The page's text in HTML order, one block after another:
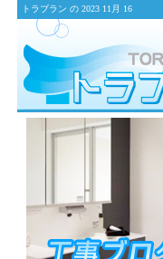
トラブラン の 2023 11月 16